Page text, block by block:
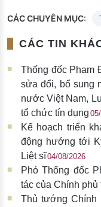
CÁC CHUYÊN MỤC:
CÁC TIN
Thống đốc Phạm
sửa đổi, bổ sung
nước Việt Nam,
tổ chức tín dụng
Kế hoạch triển
động hướng tới
Liệt sĩ04/08/2026
Phó Thống đốc
tác của Chính phủ
Thủ tướng Chính